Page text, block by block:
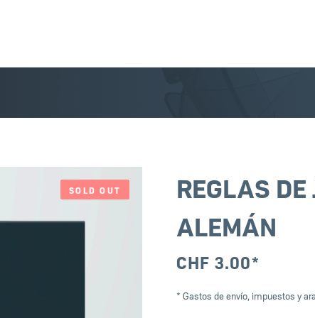
SOLD OUT
REGLAS
ALEMÁN
CHF 3.00*
* Gastos de envío, impuestos y